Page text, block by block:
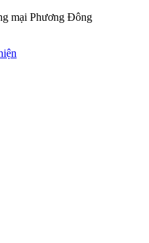
mại Phương Đông